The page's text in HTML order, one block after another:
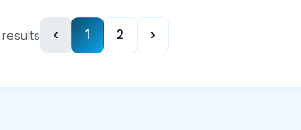
results ‹ 1 2 ›